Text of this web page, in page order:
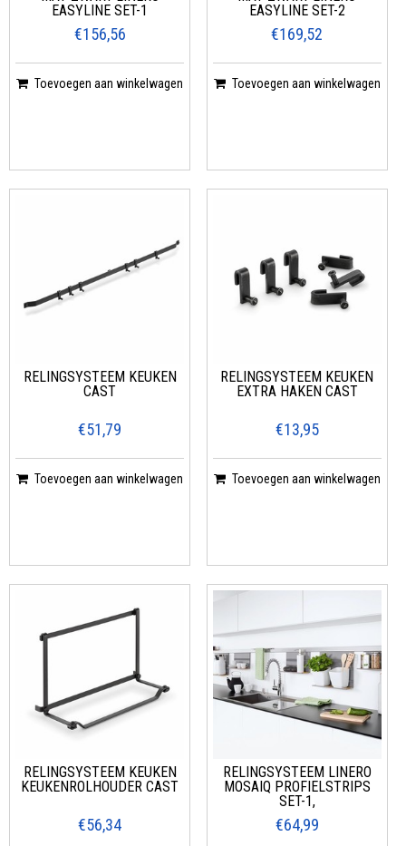
EASYLINE SET-1
€156,56
Toevoegen aan winkelwagen
EASYLINE SET-2
€169,52
Toevoegen aan winkelwagen
RELINGSYSTEEM KEUKEN
CAST
€51,79
Toevoegen aan winkelwagen
RELINGSYSTEEM KEUKEN
EXTRA HAKEN CAST
€13,95
Toevoegen aan winkelwagen
RELINGSYSTEEM KEUKEN
KEUKENROLHOUDER CAST
€56,34
RELINGSYSTEEM LINERO
MOSAIQ PROFIELSTRIPS
SET-1,
€64,99